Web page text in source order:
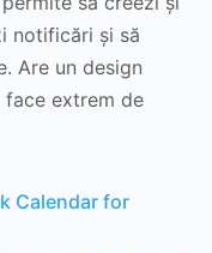
notificări și să
Are un design
extrem de
Calendar for